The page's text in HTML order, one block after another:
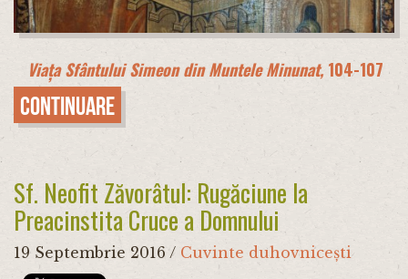
Viața Sfântului Simeon din Muntele Minunat, 104-107
Continuare
Sf. Neofit Zăvorâtul: Rugăciune la
Preacinstita Cruce a Domnului
19 Septembrie 2016 / Cuvinte duhovnicești